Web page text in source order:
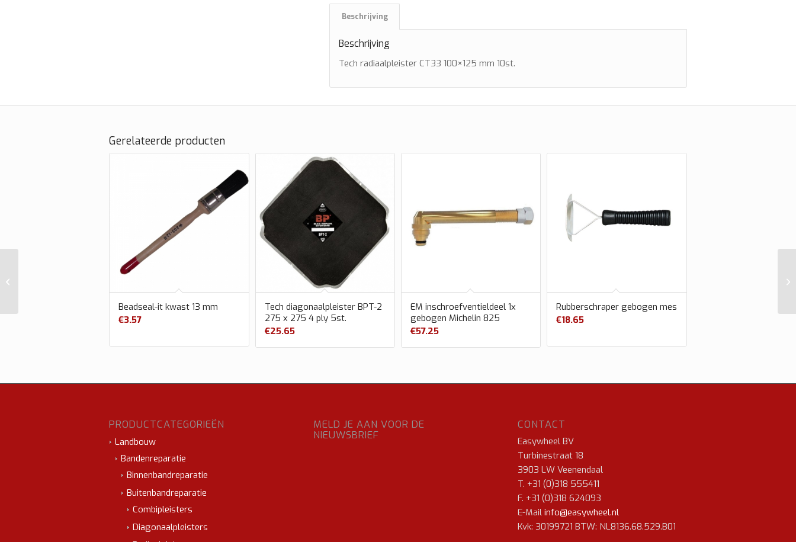
Beschrijving
Beschrijving
Tech radiaalpleister CT33 100×125 mm 10st.
Gerelateerde producten
Beadseal-it kwast 13 mm
€3.57
Tech diagonaalpleister BPT-2
275 x 275 4 ply 5st.
€25.65
EM inschroefventieldeel 1x
gebogen Michelin 825
€57.25
Rubberschraper gebogen mes
€18.65
PRODUCTCATEGORIEËN
Landbouw
Bandenreparatie
Binnenbandreparatie
Buitenbandreparatie
Combipleisters
Diagonaalpleisters
MELD JE AAN VOOR DE
NIEUWSBRIEF
CONTACT
Easywheel BV
Turbinestraat 18
3903 LW Veenendaal
T. +31 (0)318 555411
F. +31 (0)318 624093
E-Mail info@easywheel.nl
Kvk: 30199721 BTW: NL8136.68.529.B01